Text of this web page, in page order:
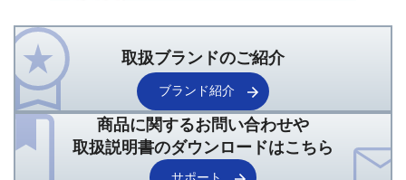
取扱ブランドのご紹介
ブランド紹介
商品に関するお問い合わせや
取扱説明書のダウンロードはこちら